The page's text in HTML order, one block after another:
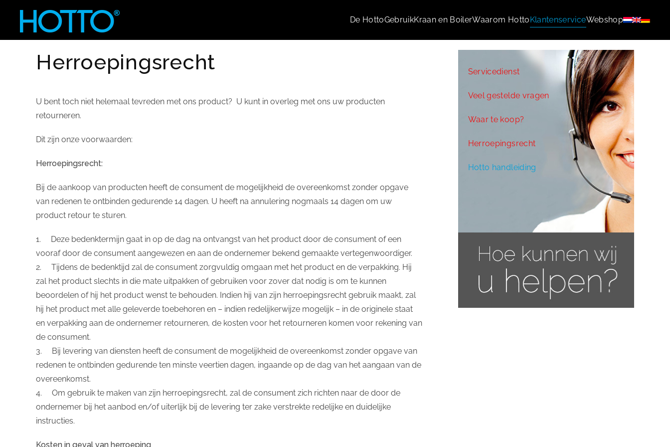
Skip to main content De HottoGebruikKraan en BoilerWaarom HottoKlantenserviceWebshop
Herroepingsrecht
U bent toch niet helemaal tevreden met ons product? U kunt in overleg met ons uw producten
retourneren.
Dit zijn onze voorwaarden:
Herroepingsrecht:
Bij de aankoop van producten heeft de consument de mogelijkheid de overeenkomst zonder opgave
van redenen te ontbinden gedurende 14 dagen. U heeft na annulering nogmaals 14 dagen om uw
product retour te sturen.
1. Deze bedenktermijn gaat in op de dag na ontvangst van het product door de consument of een
vooraf door de consument aangewezen en aan de ondernemer bekend gemaakte vertegenwoordiger.
2. Tijdens de bedenktijd zal de consument zorgvuldig omgaan met het product en de verpakking. Hij
zal het product slechts in die mate uitpakken of gebruiken voor zover dat nodig is om te kunnen
beoordelen of hij het product wenst te behouden. Indien hij van zijn herroepingsrecht gebruik maakt, zal
hij het product met alle geleverde toebehoren en – indien redelijkerwijze mogelijk – in de originele staat
en verpakking aan de ondernemer retourneren, de kosten voor het retourneren komen voor rekening van
de consument.
3. Bij levering van diensten heeft de consument de mogelijkheid de overeenkomst zonder opgave van
redenen te ontbinden gedurende ten minste veertien dagen, ingaande op de dag van het aangaan van de
overeenkomst.
4. Om gebruik te maken van zijn herroepingsrecht, zal de consument zich richten naar de door de
ondernemer bij het aanbod en/of uiterlijk bij de levering ter zake verstrekte redelijke en duidelijke
instructies.
Kosten in geval van herroeping
Servicedienst
Veel gestelde vragen
Waar te koop?
Herroepingsrecht
Hotto handleiding